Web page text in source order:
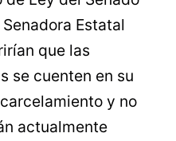
Estatal
que las
se cuenten en su
y no
actualmente